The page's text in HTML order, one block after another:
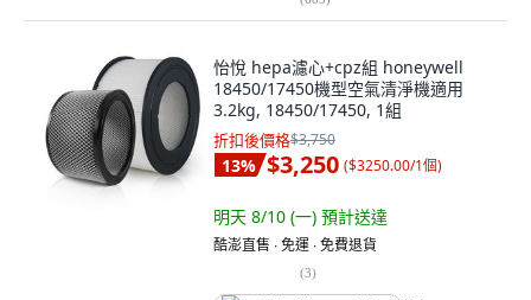
怡悅 hepa濾心+cpz組 honeywell
18450/17450機型空氣清淨機適用
3.2kg, 18450/17450, 1組
折扣後價格$3,750
13% $3,250 ($3250.00/1個)
明天 8/10 (一) 預計送達
酷澎直售 ∙ 免運 ∙ 免費退貨
(3)